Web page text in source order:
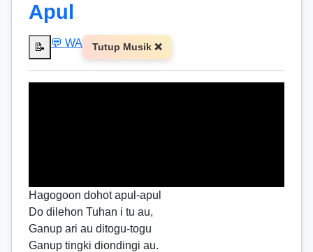
Apul
📝 💬 WA Tutup Musik ❌
Hagogoon dohot apul-apul
Do dilehon Tuhan i tu au,
Ganup ari au ditogu-togu
Ganup tingki diondingi au.